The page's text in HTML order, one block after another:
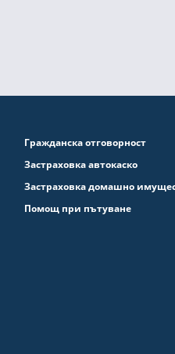
Гражданска отговорност
Застраховка автокаско
Застраховка домашно
Помощ при пътуване